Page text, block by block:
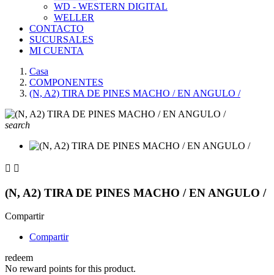
WD - WESTERN DIGITAL
WELLER
CONTACTO
SUCURSALES
MI CUENTA
Casa
COMPONENTES
(N, A2) TIRA DE PINES MACHO / EN ANGULO /
search
 
(N, A2) TIRA DE PINES MACHO / EN ANGULO /
Compartir
Compartir
redeem
No reward points for this product.